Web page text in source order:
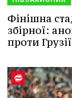
Фінішна
збірної:
проти